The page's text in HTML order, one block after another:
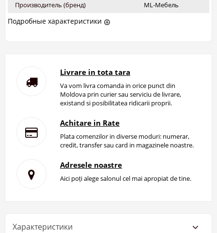
Производитель (бренд)
ML-Мебель
Подробные характеристики
Livrare in tota tara
Va vom livra comanda in orice punct din
Moldova prin curier sau serviciu de livrare,
existand si posibilitatea ridicarii proprii.
Achitare in Rate
Plata comenzilor in diverse moduri: numerar,
credit, transfer sau card in magazinele noastre.
Adresele noastre
Aici poți alege salonul cel mai apropiat de tine.
Характеристики